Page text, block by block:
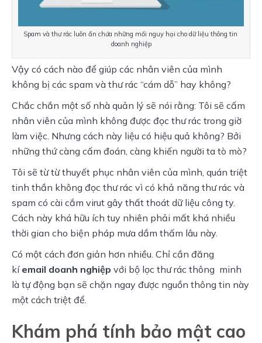
Spam và thư rác luôn ẩn chứa những mối nguy hại cho dữ liệu thông tin
doanh nghiệp
Vậy có cách nào để giúp các nhân viên của mình
không bị các spam và thư rác “cám dỗ” hay không?
Chắc chắn một số nhà quản lý sẽ nói rằng: Tôi sẽ cấm
nhân viên của mình không được đọc thư rác trong giờ
làm việc. Nhưng cách này liệu có hiệu quả không? Bởi
những thứ càng cấm đoán, càng khiến người ta tò mò?
Tôi sẽ từ từ thuyết phục nhân viên của mình, quán triệt
tinh thần không đọc thư rác vì có khả năng thư rác và
spam có cài cắm virut gây thất thoát dữ liệu công ty.
Cách này khá hữu ích tuy nhiên phải mất khá nhiều
thời gian cho biện pháp mưa dầm thấm lâu này.
Có một cách đơn giản hơn nhiều. Chỉ cần đăng
kí email doanh nghiệp với bộ lọc thư rác thông  minh
là tự động bạn sẽ chặn ngay được nguồn thông tin này
một cách triệt để.
Khám phá tính bảo mật cao